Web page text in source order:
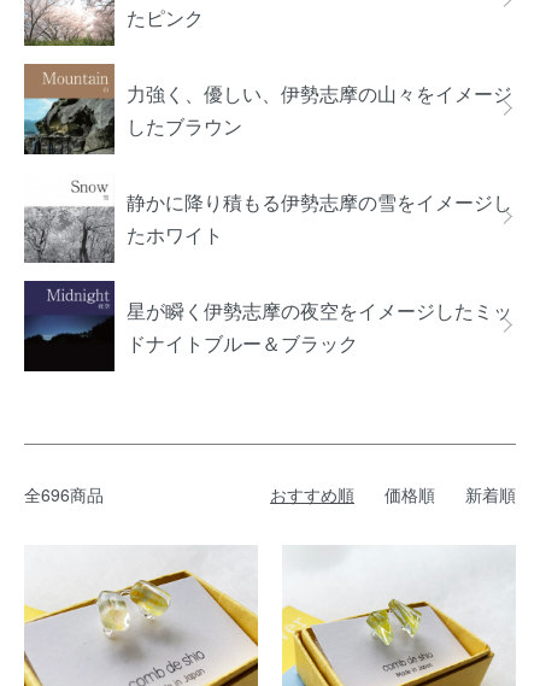
たピンク
力強く、優しい、伊勢志摩の山々をイメージ
したブラウン
静かに降り積もる伊勢志摩の雪をイメージし
たホワイト
星が瞬く伊勢志摩の夜空をイメージしたミッ
ドナイトブルー＆ブラック
全696商品 おすすめ順 価格順 新着順